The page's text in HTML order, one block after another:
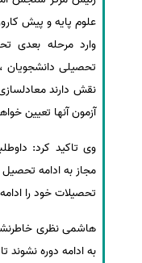
علوم پایه و پیش
وارد مرحله
تحصیلی دانشجویان
نقش دارند
آزمون آنها تعیین
وی تاکید کرد:
مجاز به ادامه
تحصیلات خود را
هاشمی نظری
به ادامه دوره نشوند